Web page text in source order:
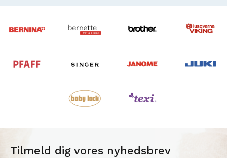
Tilmeld dig vores nyhedsbrev